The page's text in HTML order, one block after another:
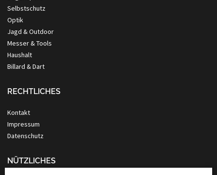
Selbstschutz
Optik
Jagd & Outdoor
Messer & Tools
Haushalt
Billard & Dart
RECHTLICHES
Kontakt
Impressum
Datenschutz
NÜTZLICHES